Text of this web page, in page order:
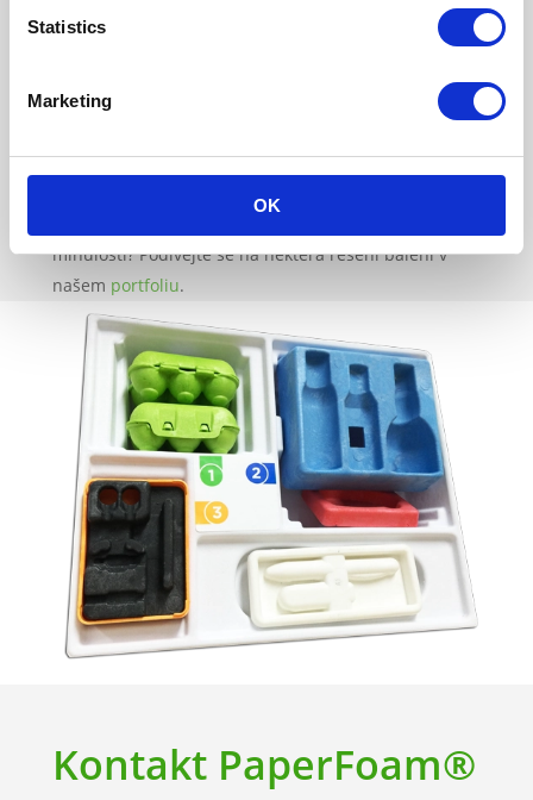
Statistics
Marketing
OK
můžeme přidat libovolnou barvu do směsi. Navíc
Chcete balení s dodatečnou texturou, možností
biobazické balení? Žádný problém! PaperFoam® je
minulosti? Podívejte se na některá řešení balení v
našem portfoliu.
Kontakt PaperFoam®